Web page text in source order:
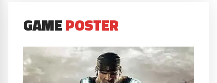
GAMEPOSTER